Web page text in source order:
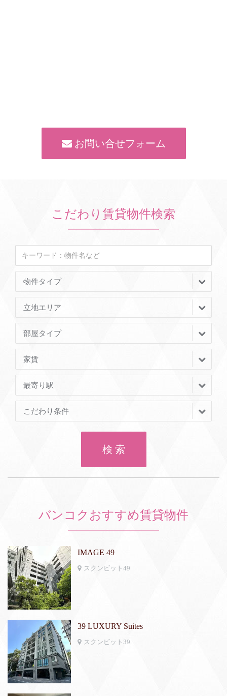
お問い合せフォーム
こだわり賃貸物件検索
物件タイプ
立地エリア
部屋タイプ
家賃
最寄り駅
こだわり条件
検 索
バンコクおすすめ賃貸物件
IMAGE 49
スクンビット49
39 LUXURY Suites
スクンビット39